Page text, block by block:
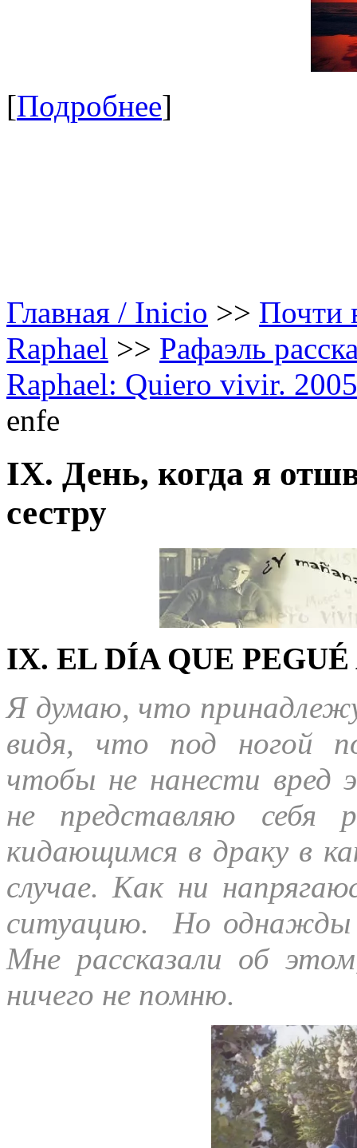
[Подробнее]
Главная / Inicio >> Почти
Raphael >> Рафаэль
Raphael: Quiero vivir. 2005
enfe
IX. День, когда я
сестру
IX. EL DÍA QUE PEGUÉ
Я думаю, что
видя, что под ногой
чтобы не нанести вред
не представляю себя
кидающимся в драку в
случае. Как ни
ситуацию. Но однажды
Мне рассказали об
ничего не помню.